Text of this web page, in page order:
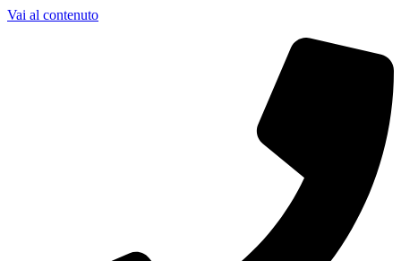
Vai al contenuto